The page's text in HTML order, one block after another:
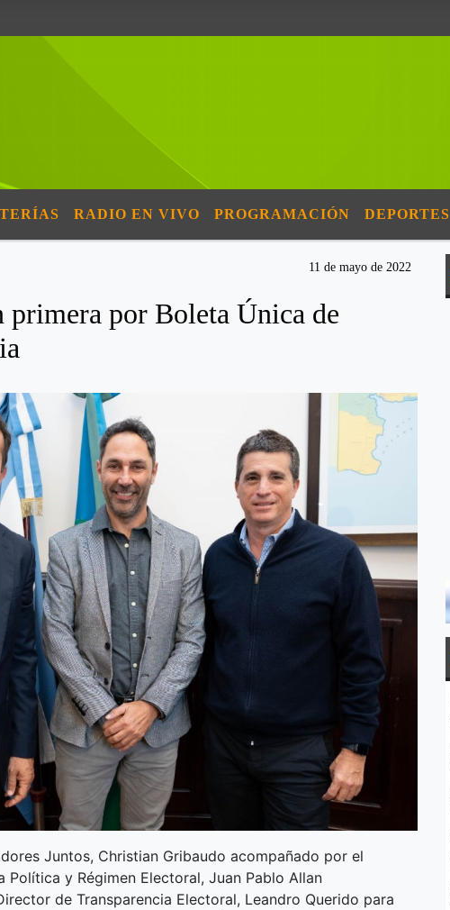
RADIO EN VIVO PROGRAMACIÓN DEPORTES
11 de mayo de 2022
primera por Boleta Única de
Juntos, Christian Gribaudo acompañado por el
y Régimen Electoral, Juan Pablo Allan
de Transparencia Electoral, Leandro Querido para